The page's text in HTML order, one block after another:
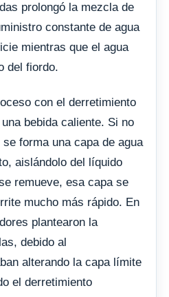
prolongó la mezcla de
constante de agua
mientras que el agua
del fiordo.
con el derretimiento
bebida caliente. Si no
forma una capa de agua
aislándolo del líquido
remueve, esa capa se
mucho más rápido. En
plantearon la
debido al
alterando la capa límite
el derretimiento